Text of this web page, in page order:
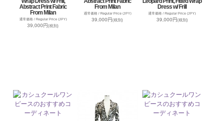
Abstract Print Fabric
From Milan
通常価格 / Regular Price (JPY)
39,000円(税別)
From Milan
通常価格 / Regular Price (JPY)
39,000円(税別)
Dress w/ Frill
通常価格 / Regular Price (JPY)
39,000円(税別)